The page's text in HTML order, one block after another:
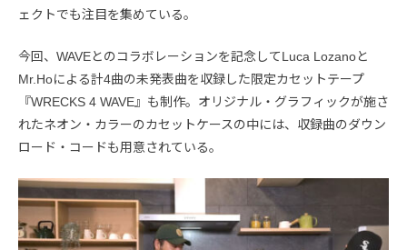
ェクトでも注目を集めている。
今回、WAVEとのコラボレーションを記念してLuca Lozanoと
Mr.Hoによる計4曲の未発表曲を収録した限定カセットテープ
『WRECKS 4 WAVE』も制作。オリジナル・グラフィックが施さ
れたネオン・カラーのカセットケースの中には、収録曲のダウン
ロード・コードも用意されている。